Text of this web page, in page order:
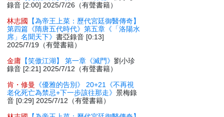
錄音 [2:00] 2025/7/26（有聲書籍）
林志國
【為帝王上菜：歷代宮廷御醫傳奇】
第四篇《隋唐五代時代》第五章《「洛陽水
席」名聞天下》書亞錄音 [0:13]
2025/7/19（有聲書籍）
金庸 【笑傲江湖】 第一章《滅門》劉小珍
錄音 [2:21] 2025/7/12（有聲書籍）
肯・修曼
《優雅的告別》 20+21《不再視
老化死亡為禁忌+下一步該往那走》景梅錄
音 [0:29] 2025/7/12（有聲書籍）